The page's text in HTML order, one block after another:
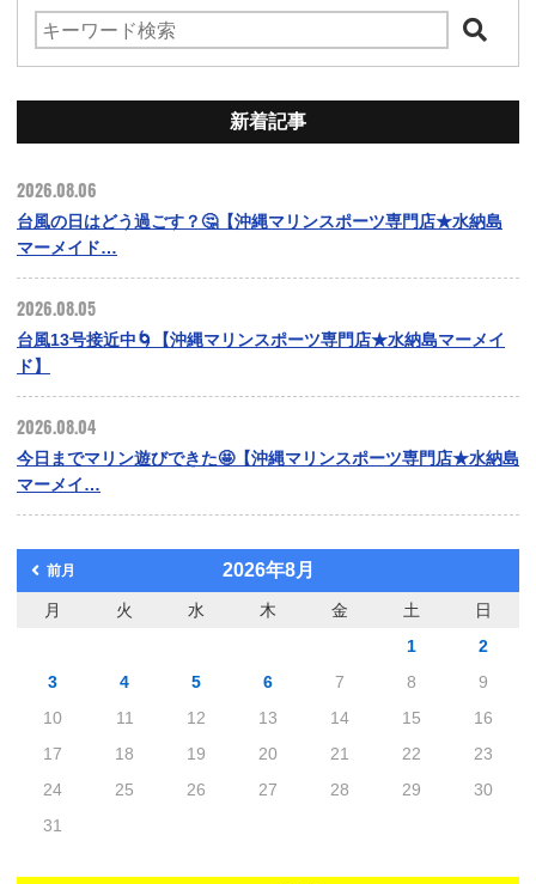
新着記事
2026.08.06
台風の日はどう過ごす？🤔【沖縄マリンスポーツ専門店★水納島
マーメイド…
2026.08.05
台風13号接近中🌀【沖縄マリンスポーツ専門店★水納島マーメイ
ド】
2026.08.04
今日までマリン遊びできた🤩【沖縄マリンスポーツ専門店★水納島
マーメイ…
前月 2026年8月
月 火 水 木 金 土
日
1
2
3
4 5 6 7 8
9
10
11 12 13 14 15
16
17
18 19 20 21 22
23
24
25 26 27 28 29
30
31